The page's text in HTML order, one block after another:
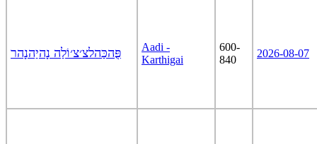
פֻּהכַּהלצ׳צ׳וֹלַה נָהיַהנָהר
Aadi -
Karthigai
600-
840
2026-08-07